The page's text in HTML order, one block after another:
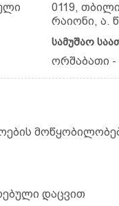
0119,
რაიონი, ა.
სამუშაო
ორშაბათი -
დაცვით